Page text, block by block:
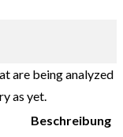
are being analyzed
as yet.
Beschreibung